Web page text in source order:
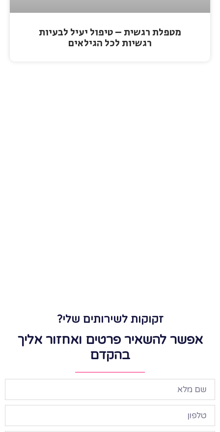
מטפלת רגשית – טיפול יעיל לבעיות
רגשיות לכל הגילאים
זקוקות לשירותים שלי?
אפשר להשאיר פרטים ואחזור אליך
בהקדם